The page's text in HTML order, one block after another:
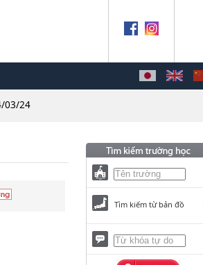
03/24
Tìm kiếm từ bản đồ